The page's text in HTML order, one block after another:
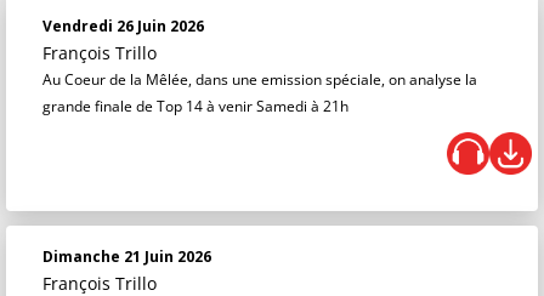
Vendredi 26 Juin 2026
François Trillo
Au Coeur de la Mêlée, dans une emission spéciale, on analyse la
grande finale de Top 14 à venir Samedi à 21h
Dimanche 21 Juin 2026
François Trillo